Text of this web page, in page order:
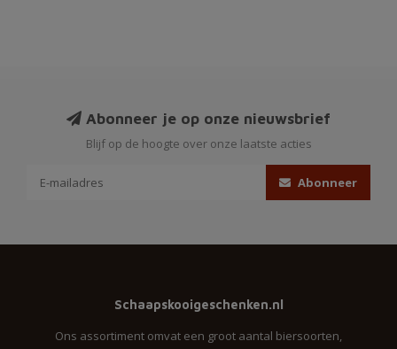
Abonneer je op onze nieuwsbrief
Blijf op de hoogte over onze laatste acties
Abonneer
Schaapskooigeschenken.nl
Ons assortiment omvat een groot aantal biersoorten,